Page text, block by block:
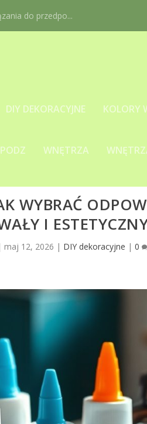
do przedpo...
DIY DEKORACYJNE KOLORY
WNĘTRZA
WYBRAĆ
I
maj 12, 2026 | DIY dekoracyjne |0